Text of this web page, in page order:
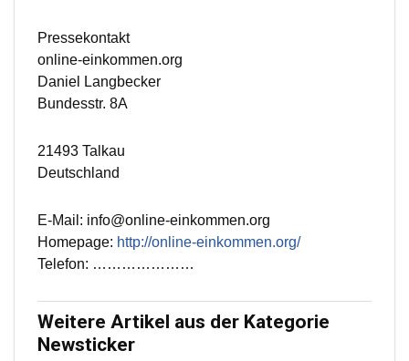
Pressekontakt
online-einkommen.org
Daniel Langbecker
Bundesstr. 8A
21493 Talkau
Deutschland
E-Mail: info@online-einkommen.org
Homepage: http://online-einkommen.org/
Telefon: …………………
Weitere Artikel aus der Kategorie
Newsticker